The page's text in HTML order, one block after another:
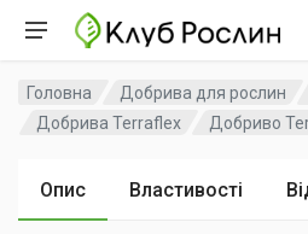
Головна Добрива для рослин
Добрива Terraflex
Добриво
Опис Властивості